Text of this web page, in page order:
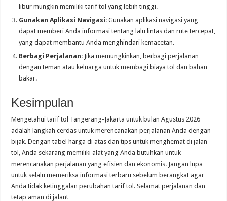
libur mungkin memiliki tarif tol yang lebih tinggi.
Gunakan Aplikasi Navigasi: Gunakan aplikasi navigasi yang
dapat memberi Anda informasi tentang lalu lintas dan rute tercepat,
yang dapat membantu Anda menghindari kemacetan.
Berbagi Perjalanan: Jika memungkinkan, berbagi perjalanan
dengan teman atau keluarga untuk membagi biaya tol dan bahan
bakar.
Kesimpulan
Mengetahui tarif tol Tangerang-Jakarta untuk bulan Agustus 2026
adalah langkah cerdas untuk merencanakan perjalanan Anda dengan
bijak. Dengan tabel harga di atas dan tips untuk menghemat di jalan
tol, Anda sekarang memiliki alat yang Anda butuhkan untuk
merencanakan perjalanan yang efisien dan ekonomis. Jangan lupa
untuk selalu memeriksa informasi terbaru sebelum berangkat agar
Anda tidak ketinggalan perubahan tarif tol. Selamat perjalanan dan
tetap aman di jalan!